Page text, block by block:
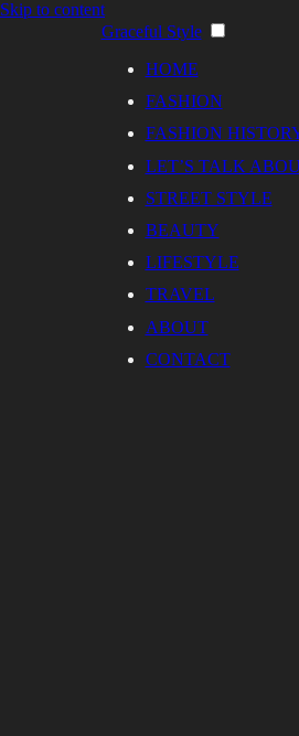
Skip to content
Graceful Style
HOME
FASHION
FASHION
LET’S TALK
STREET STYLE
BEAUTY
LIFESTYLE
TRAVEL
ABOUT
CONTACT